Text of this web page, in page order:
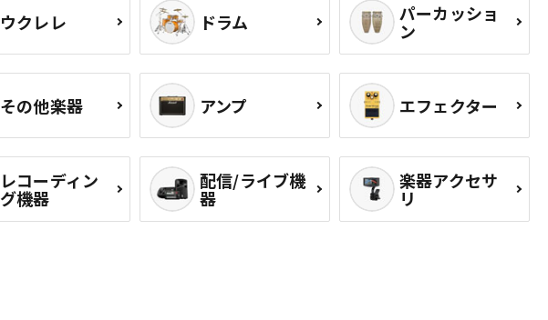
ウクレレ ドラム パーカッショ
ン
その他楽器 アンプ エフェクター
レコーディン
グ機器
配信/ライブ機
器
楽器アクセサ
リ